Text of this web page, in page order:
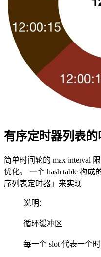
有序定时器列表的
简单时间轮的 max interval
优化。 一个 hash table 构
序列表定时器」来实现
说明：
循环缓冲区
每一个 slot 代表一个